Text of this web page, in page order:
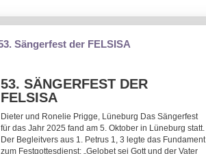
53. SÄNGERFEST DER
FELSISA
Dieter und Ronelie Prigge, Lüneburg Das Sängerfest
für das Jahr 2025 fand am 5. Oktober in Lüneburg statt.
Der Begleitvers aus 1. Petrus 1, 3 legte das Fundament
zum Festgottesdienst: „Gelobet sei Gott und der Vater